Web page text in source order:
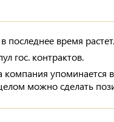
время растет.
гос. контрактов.
упоминается
можно сделать